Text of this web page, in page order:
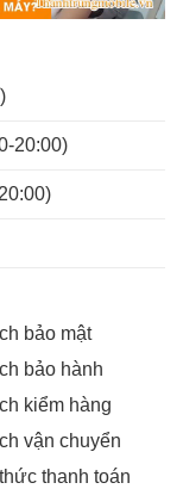
20:00)
bảo mật
bảo hành
kiểm hàng
vận chuyển
thanh toán